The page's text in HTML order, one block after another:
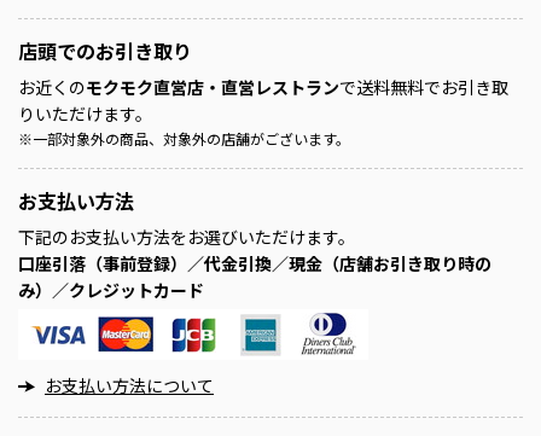
店頭でのお引き取り
お近くのモクモク直営店・直営レストランで送料無料でお引き取
りいただけます。
※一部対象外の商品、対象外の店舗がございます。
お支払い方法
下記のお支払い方法をお選びいただけます。
口座引落（事前登録）／代金引換／現金（店舗お引き取り時の
み）／クレジットカード
お支払い方法について